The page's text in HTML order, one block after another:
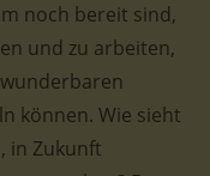
noch bereit sind,
und zu arbeiten,
können. Wie sieht
in Zukunft